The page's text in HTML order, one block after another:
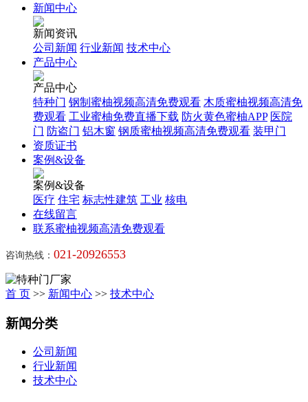
新闻中心
新闻资讯
公司新闻 行业新闻 技术中心
产品中心
产品中心
特种门 钢制蜜柚视频高清免费观看 木质蜜柚视频高清免
费观看 工业蜜柚免费直播下载 防火黄色蜜柚APP 医院
门 防盗门 铝木窗 钢质蜜柚视频高清免费观看 装甲门
资质证书
案例&设备
案例&设备
医疗 住宅 标志性建筑 工业 核电
在线留言
联系蜜柚视频高清免费观看
咨询热线： 021-20926553
首 页 >> 新闻中心 >> 技术中心
新闻分类
公司新闻
行业新闻
技术中心